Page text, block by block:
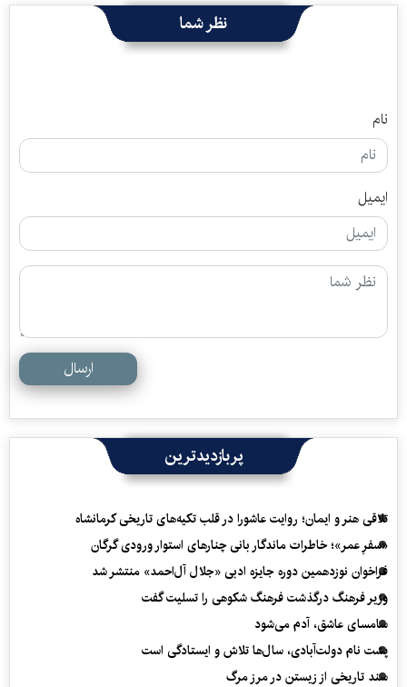
نظر شما
نام
ایمیل
ارسال
پربازدیدترین
تلاقی هنر و ایمان؛ روایت عاشورا در قلب تکیه‌های تاریخی کرمانشاه
«سفرِ عمر»؛ خاطرات ماندگار بانی چنارهای استوار ورودی گرگان
فراخوان نوزدهمین دوره جایزه ادبی «جلال آل‌احمد» منتشر شد
وزیر فرهنگ درگذشت فرهنگ شکوهی را تسلیت گفت
سامسای عاشق، آدم می‌شود
پشت نام دولت‌آبادی، سال‌ها تلاش و ایستادگی است
سند تاریخی از زیستن در مرز مرگ